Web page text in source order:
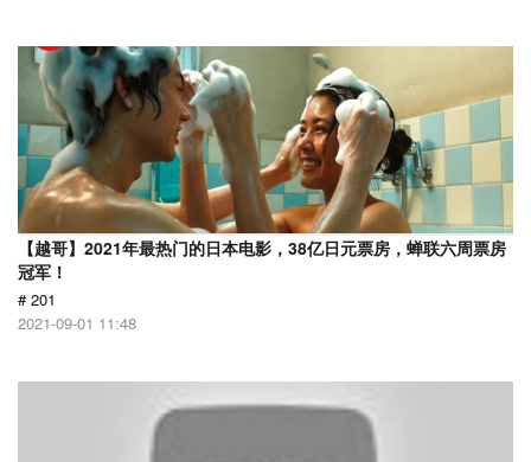
【越哥】2021年最热门的日本电影，38亿日元票房，蝉联六周票房
冠军！
# 201
2021-09-01 11:48